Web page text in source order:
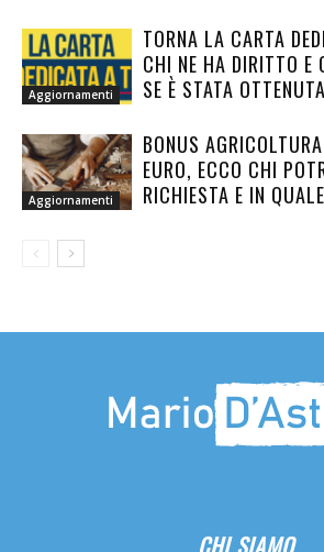
Aggiornamenti
TORNA LA CARTA
CHI NE HA DIRITTO E
SE È STATA OTTENUTA
Aggiornamenti
BONUS
EURO, ECCO CHI
RICHIESTA E IN
CHI SIAMO